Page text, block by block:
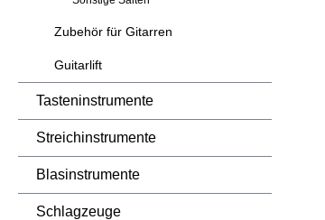
Zubehör für Gitarren
Guitarlift
Tasteninstrumente
Streichinstrumente
Blasinstrumente
Schlagzeuge